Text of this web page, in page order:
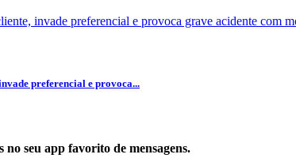
preferencial e provoca...
seu app favorito de mensagens.